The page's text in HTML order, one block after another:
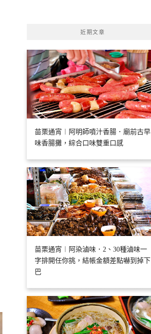
近期文章
苗栗通宵︱阿明師噴汁香腸．廟前古早
味香腸攤，綜合口味雙重口感
苗栗通宵︱阿染滷味．2、30種滷味一
字排開任你挑，結帳金額差點嚇到掉下
巴